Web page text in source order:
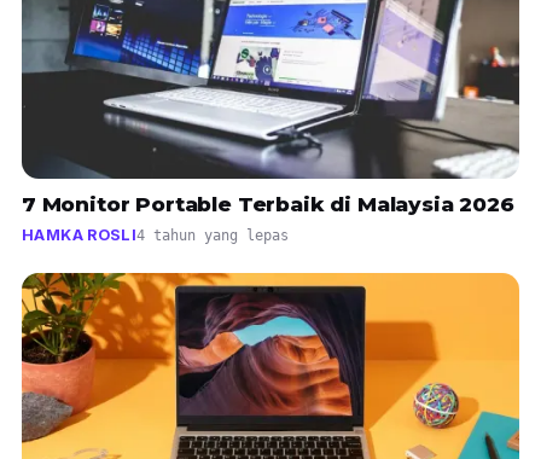
7 Monitor Portable Terbaik di Malaysia 2026
HAMKA ROSLI4 tahun yang lepas